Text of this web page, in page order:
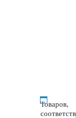
Товаров,